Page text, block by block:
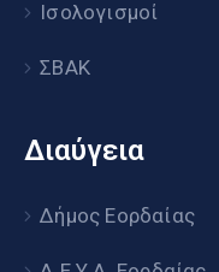
Ισολογισμοί
ΣΒΑΚ
Διαύγεια
Δήμος Εορδαίας